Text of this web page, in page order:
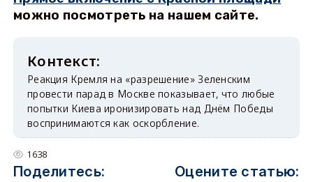
можно посмотреть на нашем сайте.
Реакция Кремля на «разрешение» Зеленским
провести парад в Москве показывает, что любые
попытки Киева иронизировать над Днём Победы
воспринимаются как оскорбление.
1638
Поделитесь: Оцените статью: